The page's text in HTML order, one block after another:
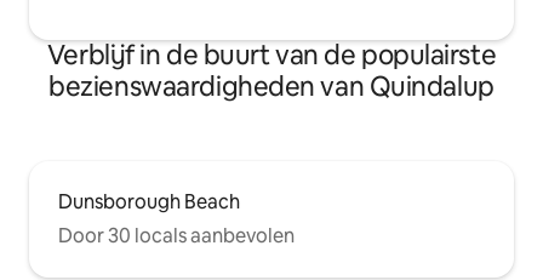
Verblijf in de buurt van de populairste
bezienswaardigheden van Quindalup
Dunsborough Beach
Door 30 locals aanbevolen